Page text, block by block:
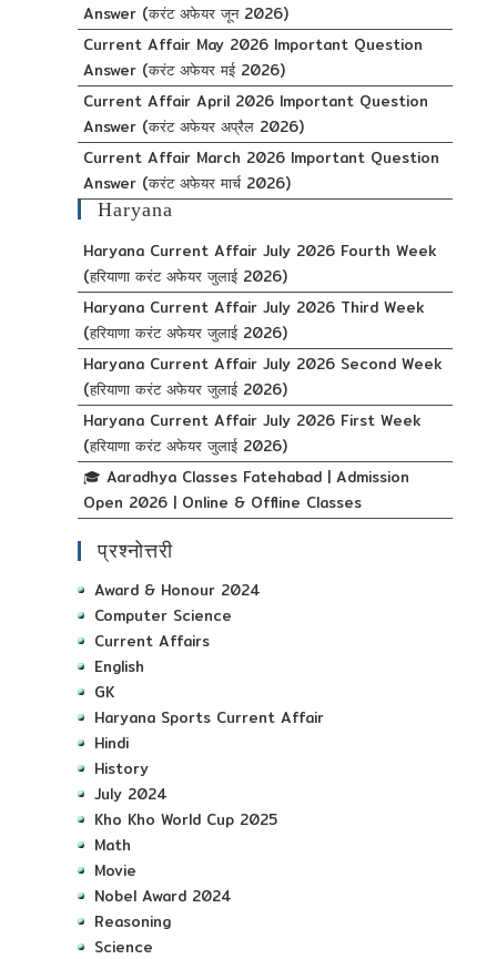
Answer (करंट अफेयर जून 2026)
Current Affair May 2026 Important Question
Answer (करंट अफेयर मई 2026)
Current Affair April 2026 Important Question
Answer (करंट अफेयर अप्रैल 2026)
Current Affair March 2026 Important Question
Answer (करंट अफेयर मार्च 2026)
Haryana
Haryana Current Affair July 2026 Fourth Week
(हरियाणा करंट अफेयर जुलाई 2026)
Haryana Current Affair July 2026 Third Week
(हरियाणा करंट अफेयर जुलाई 2026)
Haryana Current Affair July 2026 Second Week
(हरियाणा करंट अफेयर जुलाई 2026)
Haryana Current Affair July 2026 First Week
(हरियाणा करंट अफेयर जुलाई 2026)
🎓 Aaradhya Classes Fatehabad | Admission
Open 2026 | Online & Offline Classes
प्रश्नोत्तरी
Award & Honour 2024
Computer Science
Current Affairs
English
GK
Haryana Sports Current Affair
Hindi
History
July 2024
Kho Kho World Cup 2025
Math
Movie
Nobel Award 2024
Reasoning
Science